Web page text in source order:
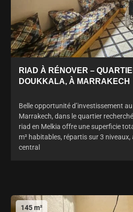
RIAD À RÉNOVER –
DOUKKALA, À MARRAKECH
Belle opportunité d’investissement
Marrakech, dans le quartier
riad en Melkia offre une superficie
m² habitables, répartis sur 3
central
145 m²